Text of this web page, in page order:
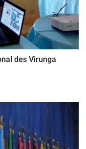
des Virunga